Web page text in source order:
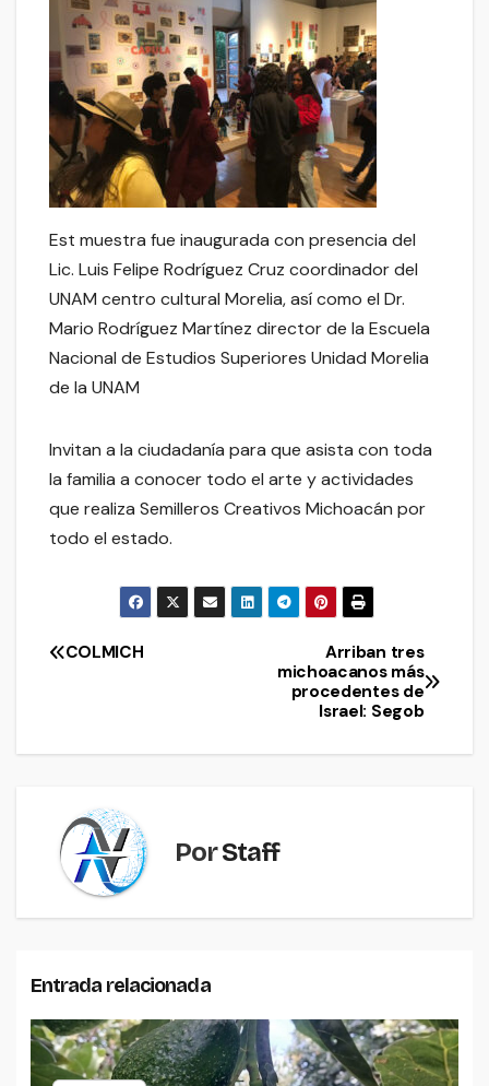
Est muestra fue inaugurada con presencia del
Lic. Luis Felipe Rodríguez Cruz coordinador del
UNAM centro cultural Morelia, así como el Dr.
Mario Rodríguez Martínez director de la Escuela
Nacional de Estudios Superiores Unidad Morelia
de la UNAM
Invitan a la ciudadanía para que asista con toda
la familia a conocer todo el arte y actividades
que realiza Semilleros Creativos Michoacán por
todo el estado.
Navegación
entradas
Arriban tres
michoacanos más
procedentes de
Israel: Segob
COLMICH
PorStaff
Entrada relacionada